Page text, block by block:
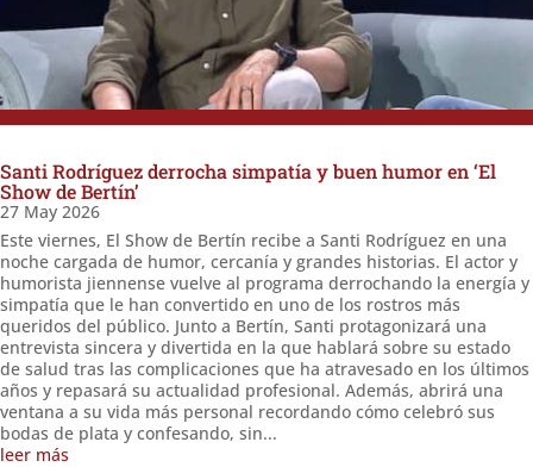
Santi Rodríguez derrocha simpatía y buen humor en ‘El
Show de Bertín’
27 May 2026
Este viernes, El Show de Bertín recibe a Santi Rodríguez en una
noche cargada de humor, cercanía y grandes historias. El actor y
humorista jiennense vuelve al programa derrochando la energía y
simpatía que le han convertido en uno de los rostros más
queridos del público. Junto a Bertín, Santi protagonizará una
entrevista sincera y divertida en la que hablará sobre su estado
de salud tras las complicaciones que ha atravesado en los últimos
años y repasará su actualidad profesional. Además, abrirá una
ventana a su vida más personal recordando cómo celebró sus
bodas de plata y confesando, sin...
leer más